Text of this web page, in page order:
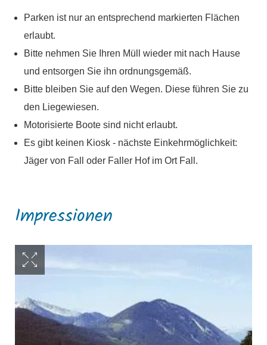
Parken ist nur an entsprechend markierten Flächen
erlaubt.
Bitte nehmen Sie Ihren Müll wieder mit nach Hause
und entsorgen Sie ihn ordnungsgemäß.
Bitte bleiben Sie auf den Wegen. Diese führen Sie zu
den Liegewiesen.
Motorisierte Boote sind nicht erlaubt.
Es gibt keinen Kiosk - nächste Einkehrmöglichkeit:
Jäger von Fall oder Faller Hof im Ort Fall.
Impressionen